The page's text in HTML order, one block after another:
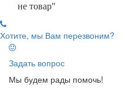
не товар"
Хотите, мы Вам перезвоним?
Задать вопрос
Мы будем рады помочь!